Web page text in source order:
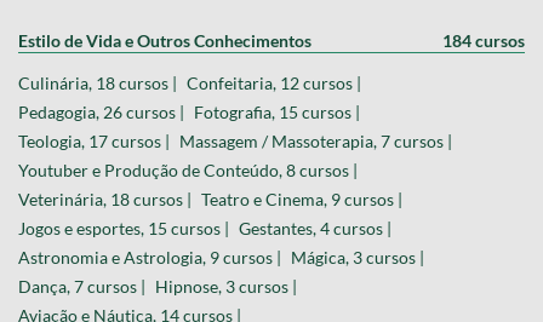
Estilo de Vida e Outros Conhecimentos 184 cursos
Culinária, 18 cursos | Confeitaria, 12 cursos |
Pedagogia, 26 cursos | Fotografia, 15 cursos |
Teologia, 17 cursos | Massagem / Massoterapia, 7 cursos |
Youtuber e Produção de Conteúdo, 8 cursos |
Veterinária, 18 cursos | Teatro e Cinema, 9 cursos |
Jogos e esportes, 15 cursos | Gestantes, 4 cursos |
Astronomia e Astrologia, 9 cursos | Mágica, 3 cursos |
Dança, 7 cursos | Hipnose, 3 cursos |
Aviação e Náutica, 14 cursos |